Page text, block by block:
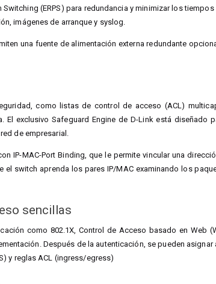
Switching (ERPS) para redundancia y minimizar los
imágenes de arranque y syslog.
una fuente de alimentación externa redundante
como listas de control de acceso (ACL)
El exclusivo Safeguard Engine de D-Link está diseñado
de empresarial.
IP-MAC-Port Binding, que le permite vincular una
el switch aprenda los pares IP/MAC examinando los
sencillas
como 802.1X, Control de Acceso basado en Web
Después de la autenticación, se pueden
y reglas ACL (ingress/egress)